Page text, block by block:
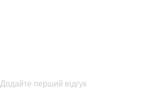
Додайте перший відгук